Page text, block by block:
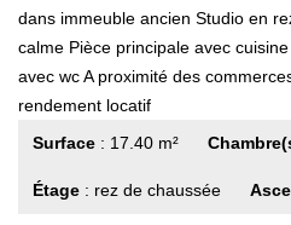
dans immeuble ancien Studio en
calme Pièce principale avec
avec wc A proximité des
rendement locatif
Surface : 17.40 m²
Étage : rez de chaussée